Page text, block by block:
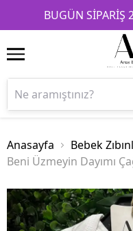
BUGÜN SİPARİŞ
Anasayfa Bebek
Beni Üzmeyin Dayımı